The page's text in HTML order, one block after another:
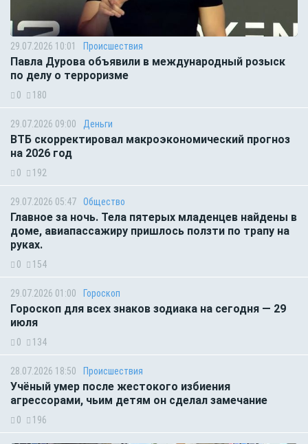
29.07.2026 10:01 Происшествия
Павла Дурова объявили в международный розыск
по делу о терроризме
0 180
29.07.2026 09:00 Деньги
ВТБ скорректировал макроэкономический прогноз
на 2026 год
0 192
29.07.2026 05:47 Общество
Главное за ночь. Тела пятерых младенцев найдены в
доме, авиапассажиру пришлось ползти по трапу на
руках.
0 154
29.07.2026 01:00 Гороскоп
Гороскоп для всех знаков зодиака на сегодня — 29
июля
0 134
28.07.2026 18:50 Происшествия
Учёный умер после жестокого избиения
агрессорами, чьим детям он сделал замечание
0 196